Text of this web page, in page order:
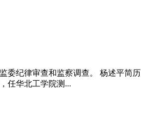
委纪律审查和监察调查。 杨述平简历
任华北工学院测...